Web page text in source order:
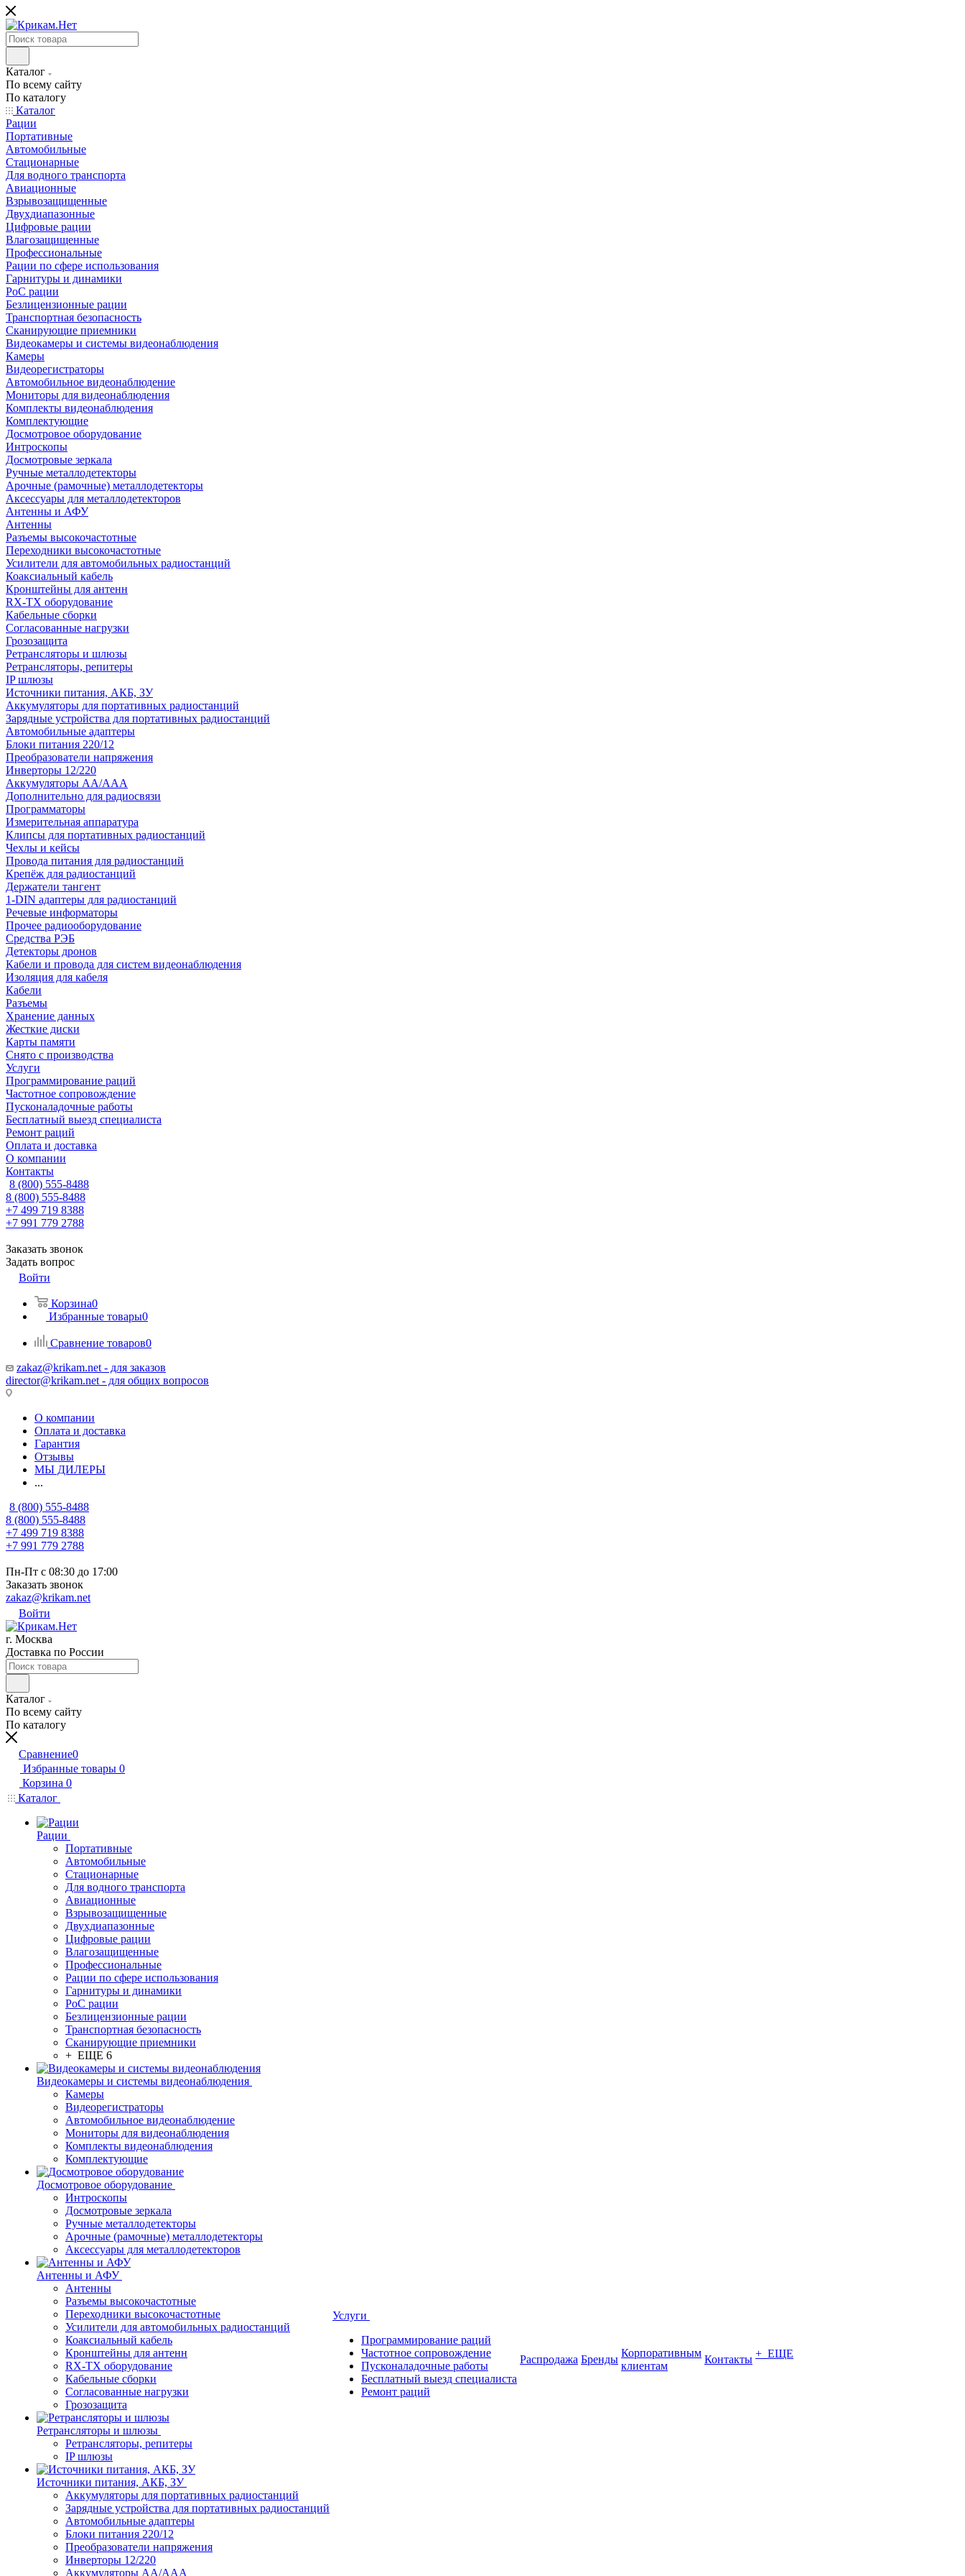
Каталог
По всему сайту
По каталогу
Каталог
Рации
Портативные
Автомобильные
Стационарные
Для водного транспорта
Авиационные
Взрывозащищенные
Двухдиапазонные
Цифровые рации
Влагозащищенные
Профессиональные
Рации по сфере использования
Гарнитуры и динамики
PoC рации
Безлицензионные рации
Транспортная безопасность
Сканирующие приемники
Видеокамеры и системы видеонаблюдения
Камеры
Видеорегистраторы
Автомобильное видеонаблюдение
Мониторы для видеонаблюдения
Комплекты видеонаблюдения
Комплектующие
Досмотровое оборудование
Интроскопы
Досмотровые зеркала
Ручные металлодетекторы
Арочные (рамочные) металлодетекторы
Аксессуары для металлодетекторов
Антенны и АФУ
Антенны
Разъемы высокочастотные
Переходники высокочастотные
Усилители для автомобильных радиостанций
Коаксиальный кабель
Кронштейны для антенн
RX-TX оборудование
Кабельные сборки
Согласованные нагрузки
Грозозащита
Ретрансляторы и шлюзы
Ретрансляторы, репитеры
IP шлюзы
Источники питания, АКБ, ЗУ
Аккумуляторы для портативных радиостанций
Зарядные устройства для портативных радиостанций
Автомобильные адаптеры
Блоки питания 220/12
Преобразователи напряжения
Инверторы 12/220
Аккумуляторы АА/ААА
Дополнительно для радиосвязи
Программаторы
Измерительная аппаратура
Клипсы для портативных радиостанций
Чехлы и кейсы
Провода питания для радиостанций
Крепёж для радиостанций
Держатели тангент
1-DIN адаптеры для радиостанций
Речевые информаторы
Прочее радиооборудование
Средства РЭБ
Детекторы дронов
Кабели и провода для систем видеонаблюдения
Изоляция для кабеля
Кабели
Разъемы
Хранение данных
Жесткие диски
Карты памяти
Снято с производства
Услуги
Программирование раций
Частотное сопровождение
Пусконаладочные работы
Бесплатный выезд специалиста
Ремонт раций
Оплата и доставка
О компании
Контакты
8 (800) 555-8488
8 (800) 555-8488
+7 499 719 8388
+7 991 779 2788
Заказать звонок
Задать вопрос
Войти
Корзина0
Избранные товары0
Сравнение товаров0
zakaz@krikam.net - для заказов
director@krikam.net - для общих вопросов
О компании
Оплата и доставка
Гарантия
Отзывы
МЫ ДИЛЕРЫ
...
8 (800) 555-8488
8 (800) 555-8488
+7 499 719 8388
+7 991 779 2788
Пн-Пт с 08:30 до 17:00
Заказать звонок
zakaz@krikam.net
Войти
г. Москва
Доставка по России
Каталог
По всему сайту
По каталогу
Сравнение0
Избранные товары 0
Корзина 0
Каталог
Рации
Портативные
Автомобильные
Стационарные
Для водного транспорта
Авиационные
Взрывозащищенные
Двухдиапазонные
Цифровые рации
Влагозащищенные
Профессиональные
Рации по сфере использования
Гарнитуры и динамики
PoC рации
Безлицензионные рации
Транспортная безопасность
Сканирующие приемники
+ ЕЩЕ 6
Видеокамеры и системы видеонаблюдения
Камеры
Видеорегистраторы
Автомобильное видеонаблюдение
Мониторы для видеонаблюдения
Комплекты видеонаблюдения
Комплектующие
Досмотровое оборудование
Интроскопы
Досмотровые зеркала
Ручные металлодетекторы
Арочные (рамочные) металлодетекторы
Аксессуары для металлодетекторов
Антенны и АФУ
Антенны
Разъемы высокочастотные
Переходники высокочастотные
Усилители для автомобильных радиостанций
Коаксиальный кабель
Кронштейны для антенн
RX-TX оборудование
Кабельные сборки
Согласованные нагрузки
Грозозащита
Ретрансляторы и шлюзы
Ретрансляторы, репитеры
IP шлюзы
Источники питания, АКБ, ЗУ
Аккумуляторы для портативных радиостанций
Зарядные устройства для портативных радиостанций
Автомобильные адаптеры
Блоки питания 220/12
Преобразователи напряжения
Инверторы 12/220
Аккумуляторы АА/ААА
Услуги
Программирование раций
Частотное сопровождение
Пусконаладочные работы
Бесплатный выезд специалиста
Ремонт раций
Распродажа Бренды
Корпоративным
клиентам
Контакты + ЕЩЕ